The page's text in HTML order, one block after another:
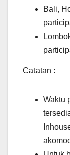
Bali,
Catatan :
Waktu